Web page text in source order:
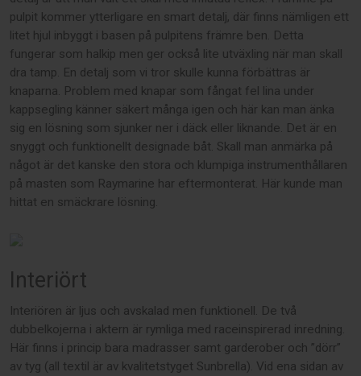
pulpit kommer ytterligare en smart detalj, där finns nämligen ett
litet hjul inbyggt i basen på pulpitens främre ben. Detta
fungerar som halkip men ger också lite utväxling när man skall
dra tamp. En detalj som vi tror skulle kunna förbättras är
knaparna. Problem med knapar som fångat fel lina under
kappsegling känner säkert många igen och här kan man änka
sig en lösning som sjunker ner i däck eller liknande. Det är en
snyggt och funktionellt designade båt. Skall man anmärka på
något är det kanske den stora och klumpiga instrumenthållaren
på masten som Raymarine har eftermonterat. Här kunde man
hittat en smäckrare lösning.
Interiört
Interiören är ljus och avskalad men funktionell. De två
dubbelkojerna i aktern är rymliga med raceinspirerad inredning.
Här finns i princip bara madrasser samt garderober och ”dörr”
av tyg (all textil är av kvalitetstyget Sunbrella). Vid ena sidan av